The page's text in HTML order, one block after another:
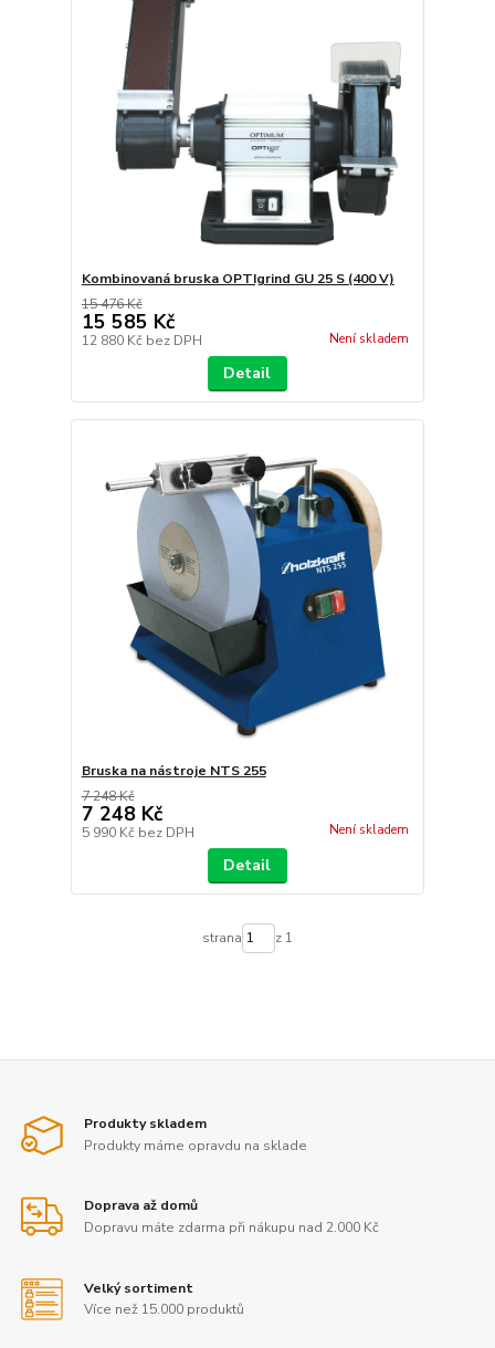
Kombinovaná bruska OPTIgrind GU 25 S (400 V)
15 476 Kč
15 585 Kč
12 880 Kč bez DPH Není skladem
Detail
Bruska na nástroje NTS 255
7 248 Kč
7 248 Kč
5 990 Kč bez DPH Není skladem
Detail
strana z 1
Produkty skladem
Produkty máme opravdu na sklade
Doprava až domů
Dopravu máte zdarma při nákupu nad 2.000 Kč
Velký sortiment
Více než 15.000 produktů